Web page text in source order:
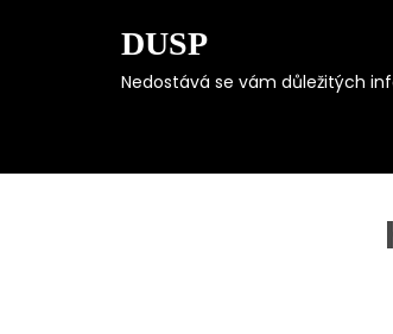
DUSP
Nedostává se vám důležitých